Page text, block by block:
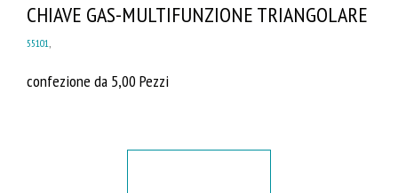
CHIAVE GAS-MULTIFUNZIONE TRIANGOLARE
55101,
confezione da 5,00 Pezzi